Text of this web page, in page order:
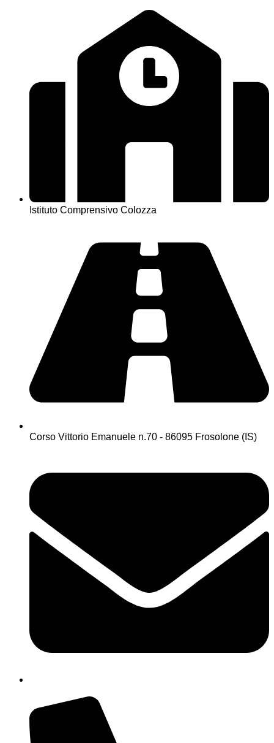
Istituto Comprensivo Colozza
Corso Vittorio Emanuele n.70 - 86095 Frosolone (IS)